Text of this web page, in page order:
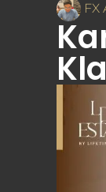
FX